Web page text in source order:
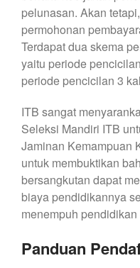
pelunasan. Akan
permohonan
Terdapat dua skema
yaitu periode
periode pencicilan 3
ITB sangat
Seleksi Mandiri ITB
Jaminan Kemampuan
untuk membuktikan
bersangkutan dapat
biaya pendidikannya
menempuh pendidikan
Panduan